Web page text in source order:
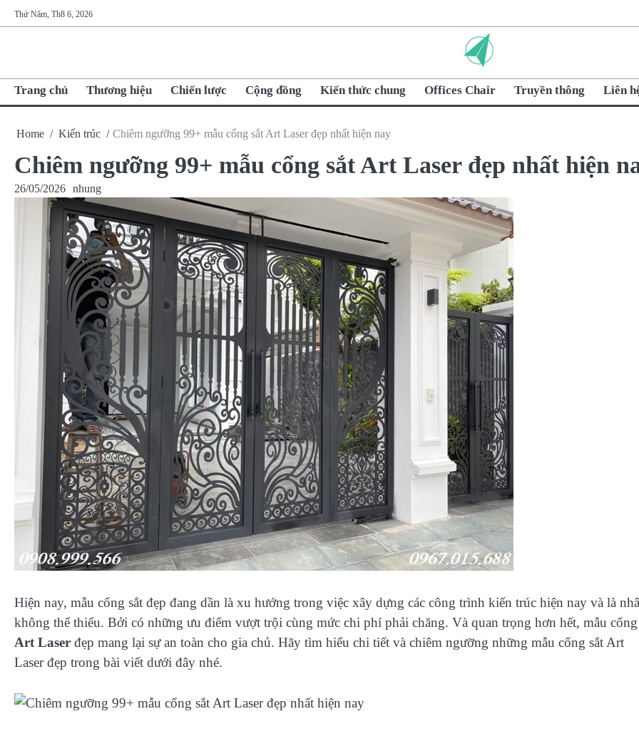
to
Thứ Năm, Th8 6, 2026
Trang chủ Thương hiệu Chiến lược Cộng đồng Kiến thức chung Offices Chair Truyền thông Liên
Home Kiến trúc Chiêm ngưỡng 99+ mẫu cổng sắt Art Laser đẹp nhất hiện nay
Chiêm ngưỡng 99+ mẫu cổng sắt Art Laser đẹp nhất hiện
26/05/2026 nhung
Hiện nay, mẫu cổng sắt đẹp đang dần là xu hướng trong việc xây dựng các công trình kiến trúc hiện nay và là
không thể thiếu. Bởi có những ưu điểm vượt trội cùng mức chi phí phải chăng. Và quan trọng hơn hết, mẫu cổng
Art Laser đẹp mang lại sự an toàn cho gia chủ. Hãy tìm hiểu chi tiết và chiêm ngưỡng những mẫu cổng sắt Art
Laser đẹp trong bài viết dưới đây nhé.